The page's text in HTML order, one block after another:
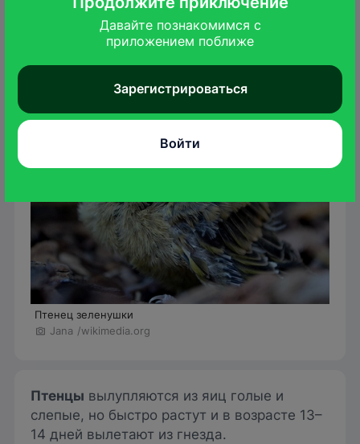
насиживают их в течение 12–14 дней, пока
самец приносит корм.
Птенец зеленушки
Jana /wikimedia.org
Птенцы вылупляются из яиц голые и
слепые, но быстро растут и в возрасте 13–
14 дней вылетают из гнезда.
Давайте познакомимся с
приложением поближе
Зарегистрироваться
Войти